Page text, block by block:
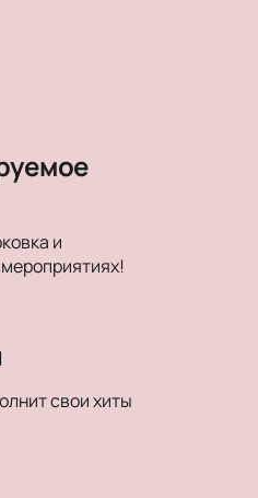
и
свои хиты